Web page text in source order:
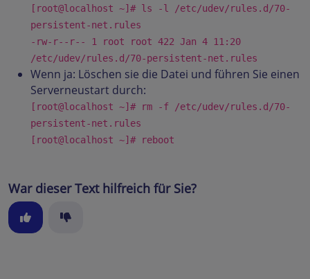
[root@localhost ~]# ls -l /etc/udev/rules.d/70-
persistent-net.rules
-rw-r--r-- 1 root root 422 Jan 4 11:20
/etc/udev/rules.d/70-persistent-net.rules
Wenn ja: Löschen sie die Datei und führen Sie einen
Serverneustart durch:
[root@localhost ~]# rm -f /etc/udev/rules.d/70-
persistent-net.rules
[root@localhost ~]# reboot
War dieser Text hilfreich für Sie?